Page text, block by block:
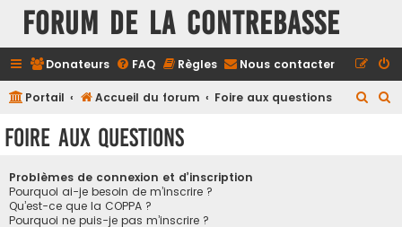
FORUM DE LA CONTREBASSE
Donateurs FAQ Règles Nous contacter
Portail Accueil du forum Foire aux questions
Foire aux questions
Problèmes de connexion et d’inscription
Pourquoi ai-je besoin de m’inscrire ?
Qu’est-ce que la COPPA ?
Pourquoi ne puis-je pas m’inscrire ?